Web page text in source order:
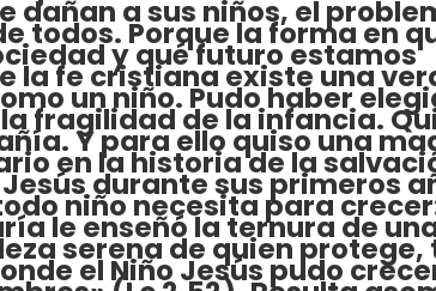
a sus niños, el
todos. Porque la forma en
y qué futuro estamos
la fe cristiana existe una
un niño. Pudo haber
fragilidad de la infancia.
Y para ello quiso una
en la historia de la
durante sus primeros
niño necesita para
le enseñó la ternura de
serena de quien
el Niño Jesús pudo